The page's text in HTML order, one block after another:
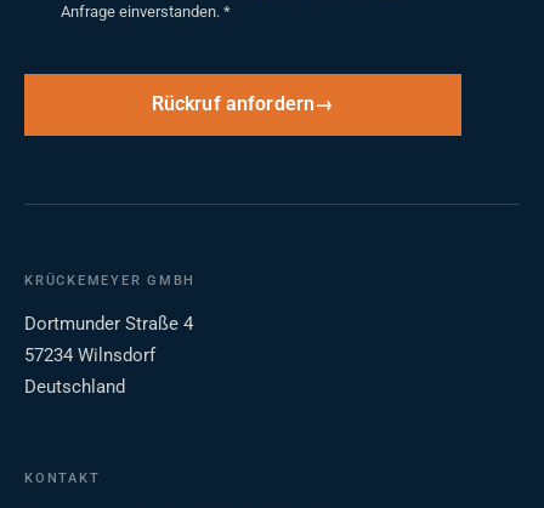
Anfrage einverstanden. *
Rückruf anfordern
KRÜCKEMEYER GMBH
Dortmunder Straße 4
57234 Wilnsdorf
Deutschland
KONTAKT